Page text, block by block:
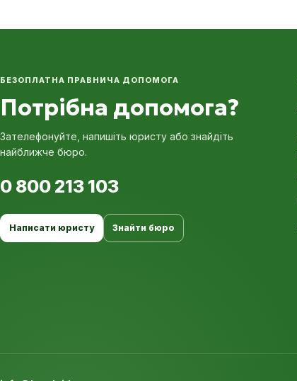
БЕЗОПЛАТНА ПРАВНИЧА ДОПОМОГА
Потрібна допомога?
Зателефонуйте, напишіть юристу або знайдіть
найближче бюро.
0 800 213 103
Написати юристу Знайти бюро